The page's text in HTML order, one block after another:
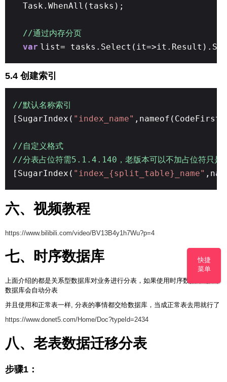
Task.WhenAll(tasks);
//通过内存分页
var list=
5.4 创建索引
//默认名称索引
[SugarIndex( "index_name"
//自定义格式
//分表占位符需5.1.4.140，老版本可以不加占位符只是
[SugarIndex( "index_{split_table}_name"
六、视频教程
https://www.bilibili.com/video/BV13B4y1h7Wu?p=4
七、时序数据库
上面介绍的都是关系型数据库对业务进行分表，如果使用时序数据库 那么
数据库会自动分表
并且使用和正常表一样, 分表的事情都交给数据库，当成正常表去用就行了
https://www.donet5.com/Home/Doc?typeId=2434
八、老表数据迁移分表
步骤1：
快捷
菜单